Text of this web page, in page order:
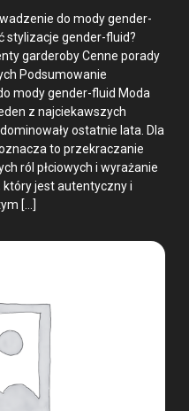
do mody gender-
stylizacje gender-fluid?
garderoby Cenne porady
Podsumowanie
mody gender-fluid Moda
z najciekawszych
ostatnie lata. Dla
to przekraczanie
ról płciowych i wyrażanie
który jest autentyczny i
[…]